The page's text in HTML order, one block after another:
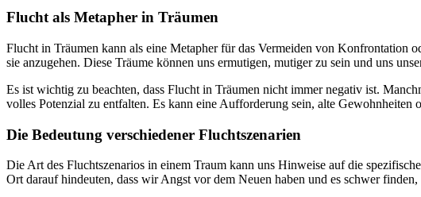
Flucht als Metapher in Träumen
Flucht in Träumen kann als eine Metapher für das Vermeiden von Konfrontation
sie anzugehen. Diese Träume können uns ermutigen, mutiger zu sein und uns
Es ist wichtig zu beachten, dass Flucht in Träumen nicht immer negativ ist.
volles Potenzial zu entfalten. Es kann eine Aufforderung sein, alte Gewohnheiten
Die Bedeutung verschiedener Fluchtszenarien
Die Art des Fluchtszenarios in einem Traum kann uns Hinweise auf die
Ort darauf hindeuten, dass wir Angst vor dem Neuen haben und es schwer